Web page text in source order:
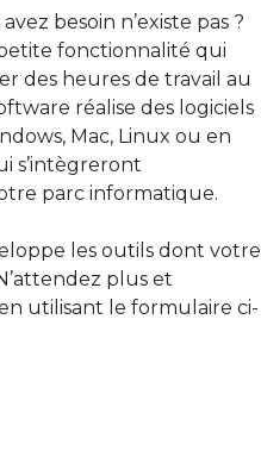
besoin n’existe pas ?
fonctionnalité qui
des heures de travail au
réalise des logiciels
Mac, Linux ou en
s’intègreront
parc informatique.
les outils dont votre
plus et
utilisant le formulaire ci-